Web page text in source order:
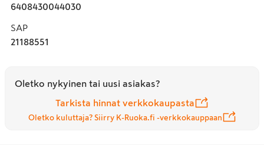
6408430044030
SAP
21188551
Oletko nykyinen tai uusi asiakas?
Tarkista hinnat verkkokaupasta
Oletko kuluttaja? Siirry K-Ruoka.fi -verkkokauppaan